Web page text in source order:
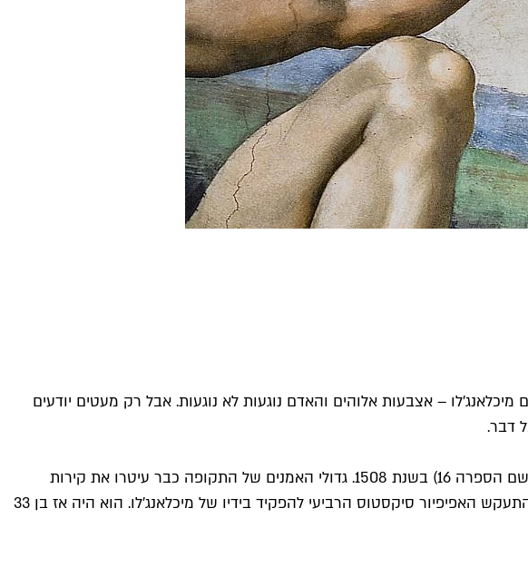
– אצבעות אלוהים והאדם נוגעות לא נוגעות. אבל רק מעטים יודעים
דבר.
מיכלאנג'לו הוזמן לעטר את תקרת הקפלה הסיסטינית (על שם האפיפיור סיקסטוס, ולא הקפלה הסיקסטינית על שם הספרה 16) בשנת 1508. גדולי האמנים של התקופה כבר עיטרו את קירות
הקפלה, בהם בוטיצ'לי וג'וטו. את עבודת הפרסקו המאתגרת והשאפתנית ביותר על התקרה באורך 40 המטרים, התעקש האפיפיור סיקסטוס הרביעי להפקיד בידיו של מיכלאנג'לו. הוא היה אז בן 33